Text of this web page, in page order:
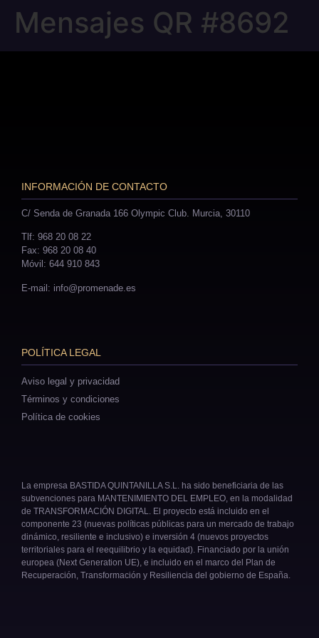
Mensajes QR #8692
INFORMACIÓN DE CONTACTO
C/ Senda de Granada 166 Olympic Club. Murcia, 30110
Tlf: 968 20 08 22
Fax: 968 20 08 40
Móvil: 644 910 843
E-mail: info@promenade.es
POLÍTICA LEGAL
Aviso legal y privacidad
Términos y condiciones
Política de cookies
La empresa BASTIDA QUINTANILLA S.L. ha sido beneficiaria de las
subvenciones para MANTENIMIENTO DEL EMPLEO, en la modalidad
de TRANSFORMACIÓN DIGITAL. El proyecto está incluido en el
componente 23 (nuevas políticas públicas para un mercado de trabajo
dinámico, resiliente e inclusivo) e inversión 4 (nuevos proyectos
territoriales para el reequilibrio y la equidad). Financiado por la unión
europea (Next Generation UE), e incluido en el marco del Plan de
Recuperación, Transformación y Resiliencia del gobierno de España.